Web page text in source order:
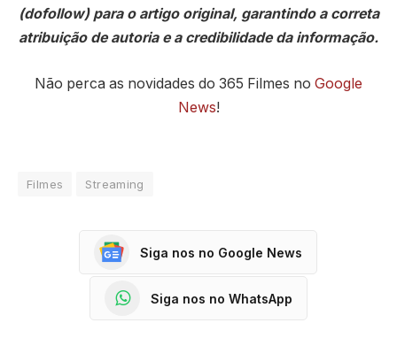
(dofollow) para o artigo original, garantindo a correta
atribuição de autoria e a credibilidade da informação.
Não perca as novidades do 365 Filmes no Google
News!
Filmes Streaming
Siga nos no Google News
Siga nos no WhatsApp